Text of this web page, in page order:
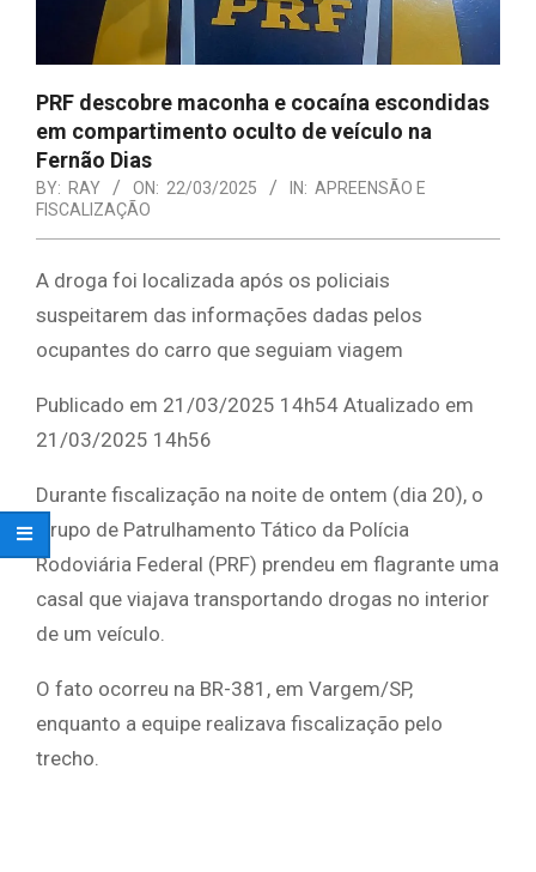
PRF descobre maconha e cocaína escondidas
em compartimento oculto de veículo na
Fernão Dias
BY: RAY ON: 22/03/2025 IN: APREENSÃO E
FISCALIZAÇÃO
A droga foi localizada após os policiais
suspeitarem das informações dadas pelos
ocupantes do carro que seguiam viagem
Publicado em 21/03/2025 14h54 Atualizado em
21/03/2025 14h56
Durante fiscalização na noite de ontem (dia 20), o
Grupo de Patrulhamento Tático da Polícia
Rodoviária Federal (PRF) prendeu em flagrante uma
casal que viajava transportando drogas no interior
de um veículo.
O fato ocorreu na BR-381, em Vargem/SP,
enquanto a equipe realizava fiscalização pelo
trecho.